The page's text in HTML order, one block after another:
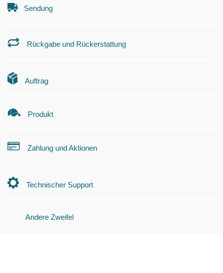
Sendung
Rückgabe und Rückerstattung
Auftrag
Produkt
Zahlung und Aktionen
Technischer Support
Andere Zweifel